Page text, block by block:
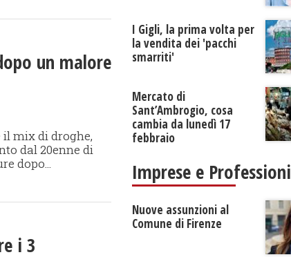
un malore
il mix di droghe,
dal 20enne di
dopo...
i 3
I Gigli, la prima volta per
la vendita dei 'pacchi
smarriti'
Mercato di
Sant’Ambrogio, cosa
cambia da lunedì 17
febbraio
Imprese e Professioni
Nuove assunzioni al
Comune di Firenze